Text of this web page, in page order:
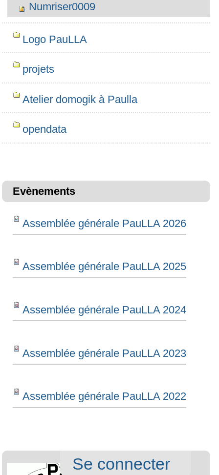
Numriser0009
Logo PauLLA
projets
Atelier domogik à Paulla
opendata
Evènements
Assemblée générale PauLLA 2026
Assemblée générale PauLLA 2025
Assemblée générale PauLLA 2024
Assemblée générale PauLLA 2023
Assemblée générale PauLLA 2022
Aller
Se connecter
Navigation